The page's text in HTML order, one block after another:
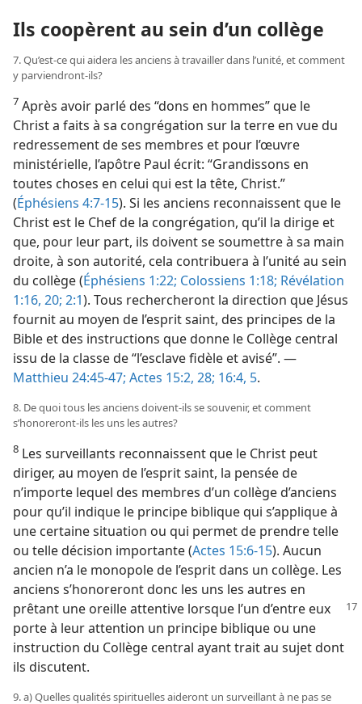
Ils coopèrent au sein d’un collège
7. Qu’est-ce qui aidera les anciens à travailler dans l’unité, et comment
y parviendront-ils?
7 Après avoir parlé des “dons en hommes” que le
Christ a faits à sa congrégation sur la terre en vue du
redressement de ses membres et pour l’œuvre
ministérielle, l’apôtre Paul écrit: “Grandissons en
toutes choses en celui qui est la tête, Christ.”
(Éphésiens 4:7-15). Si les anciens reconnaissent que le
Christ est le Chef de la congrégation, qu’il la dirige et
que, pour leur part, ils doivent se soumettre à sa main
droite, à son autorité, cela contribuera à l’unité au sein
du collège (Éphésiens 1:22; Colossiens 1:18; Révélation
1:16, 20; 2:1). Tous rechercheront la direction que Jésus
fournit au moyen de l’esprit saint, des principes de la
Bible et des instructions que donne le Collège central
issu de la classe de “l’esclave fidèle et avisé”. —
Matthieu 24:45-47; Actes 15:2, 28; 16:4, 5.
8. De quoi tous les anciens doivent-ils se souvenir, et comment
s’honoreront-ils les uns les autres?
8 Les surveillants reconnaissent que le Christ peut
diriger, au moyen de l’esprit saint, la pensée de
n’importe lequel des membres d’un collège d’anciens
pour qu’il indique le principe biblique qui s’applique à
une certaine situation ou qui permet de prendre telle
ou telle décision importante (Actes 15:6-15). Aucun
ancien n’a le monopole de l’esprit dans un collège. Les
anciens s’honoreront donc les uns les autres en
prêtant une oreille attentive lorsque l’un d’entre eux
porte à leur attention un principe biblique ou une
instruction du Collège central ayant trait au sujet dont
ils discutent.
9. a) Quelles qualités spirituelles aideront un surveillant à ne pas se